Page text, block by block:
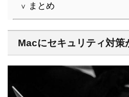
∨ まとめ
Macにセキュリティ対策